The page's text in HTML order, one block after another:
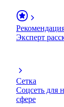
Эксперт
Сетка
Соцсеть для
сфере